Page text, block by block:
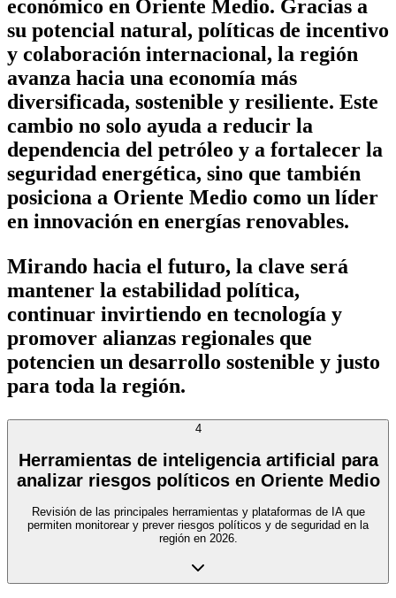
económico en Oriente Medio. Gracias a
su potencial natural, políticas de incentivo
y colaboración internacional, la región
avanza hacia una economía más
diversificada, sostenible y resiliente. Este
cambio no solo ayuda a reducir la
dependencia del petróleo y a fortalecer la
seguridad energética, sino que también
posiciona a Oriente Medio como un líder
en innovación en energías renovables.
Mirando hacia el futuro, la clave será
mantener la estabilidad política,
continuar invirtiendo en tecnología y
promover alianzas regionales que
potencien un desarrollo sostenible y justo
para toda la región.
4
Herramientas de inteligencia artificial para
analizar riesgos políticos en Oriente Medio
Revisión de las principales herramientas y plataformas de IA que
permiten monitorear y prever riesgos políticos y de seguridad en la
región en 2026.